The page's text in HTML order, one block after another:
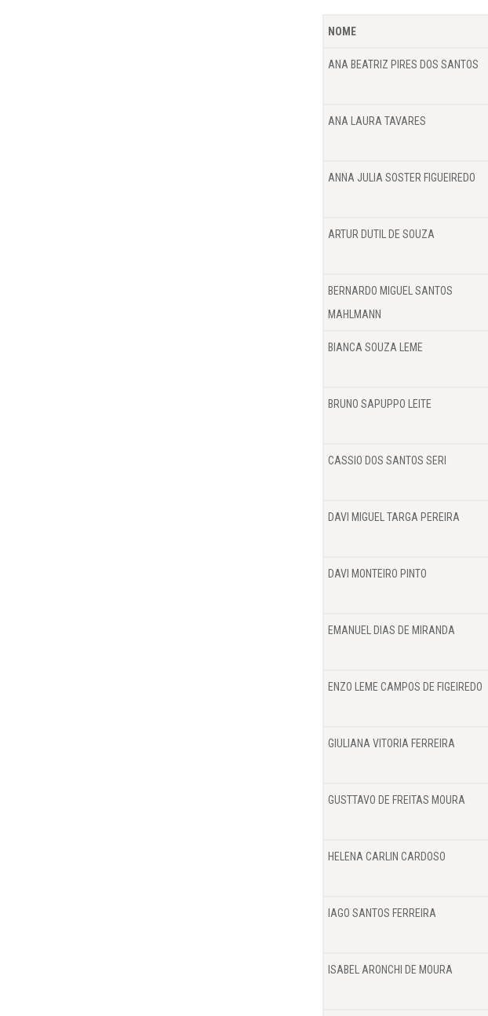
NOME
ANA BEATRIZ PIRES DOS SANTOS
ANA LAURA TAVARES
ANNA JULIA SOSTER FIGUEIREDO
ARTUR DUTIL DE SOUZA
BERNARDO MIGUEL SANTOS
MAHLMANN
BIANCA SOUZA LEME
BRUNO SAPUPPO LEITE
CASSIO DOS SANTOS SERI
DAVI MIGUEL TARGA PEREIRA
DAVI MONTEIRO PINTO
EMANUEL DIAS DE MIRANDA
ENZO LEME CAMPOS DE FIGEIREDO
GIULIANA VITORIA FERREIRA
GUSTTAVO DE FREITAS MOURA
HELENA CARLIN CARDOSO
IAGO SANTOS FERREIRA
ISABEL ARONCHI DE MOURA